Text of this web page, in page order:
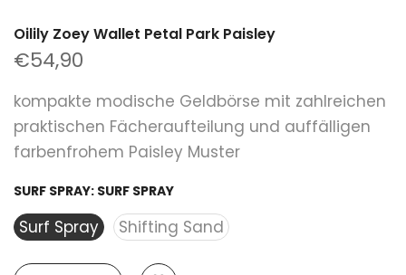
Oilily Zoey Wallet Petal Park Paisley
€54,90
kompakte modische Geldbörse mit zahlreichen
praktischen Fächeraufteilung und auffälligen
farbenfrohem Paisley Muster
SURF SPRAY: SURF SPRAY
Surf Spray Shifting Sand